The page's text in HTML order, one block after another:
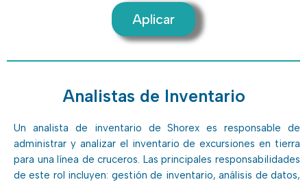
Aplicar
Analistas de Inventario
Un analista de inventario de Shorex es responsable de
administrar y analizar el inventario de excursiones en tierra
para una línea de cruceros. Las principales responsabilidades
de este rol incluyen: gestión de inventario, análisis de datos,